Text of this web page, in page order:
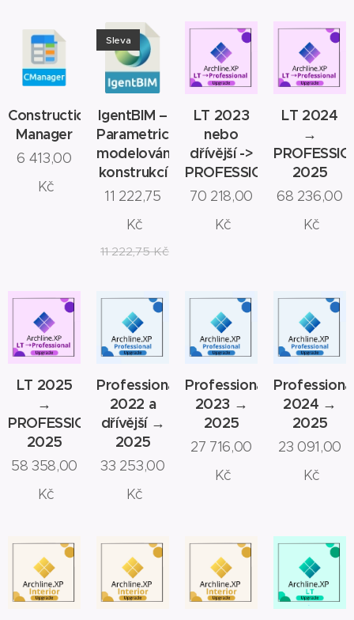
Construction
Manager
6 413,00
Kč
IgentBIM –
Parametrické
modelování
konstrukcí
Sleva
11 222,75
Kč
11 222,75Kč
LT 2023
nebo
dřívější ->
PROFESSIONAL
70 218,00
Kč
LT 2024
→
2025
68 236,00
Kč
LT 2025
→
PROFESSIONAL
2025
58 358,00
Kč
Professional
2022 a
dřívější →
2025
33 253,00
Kč
Professional
2023 →
2025
27 716,00
Kč
2024 →
2025
23 091,00
Kč